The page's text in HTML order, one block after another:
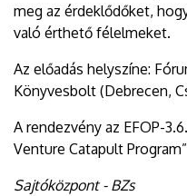
meg az érdeklődőket,
való érthető félelmeket.
Az előadás helyszíne:
Könyvesbolt (Debrecen,
A rendezvény az EFOP-
Venture Catapult
Sajtóközpont - BZs